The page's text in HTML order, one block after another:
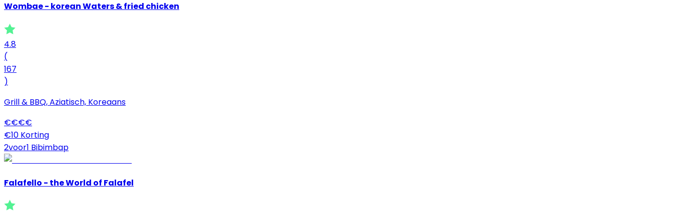
Wombae - korean Waters & fried chicken
4.8
(
167
)
Grill & BBQ, Aziatisch, Koreaans
€€€€
€10 Korting
2voor1 Bibimbap
Falafello - the World of Falafel